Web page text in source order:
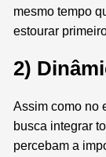
mesmo tempo
estourar
2)
Assim como no
busca integrar
percebam a